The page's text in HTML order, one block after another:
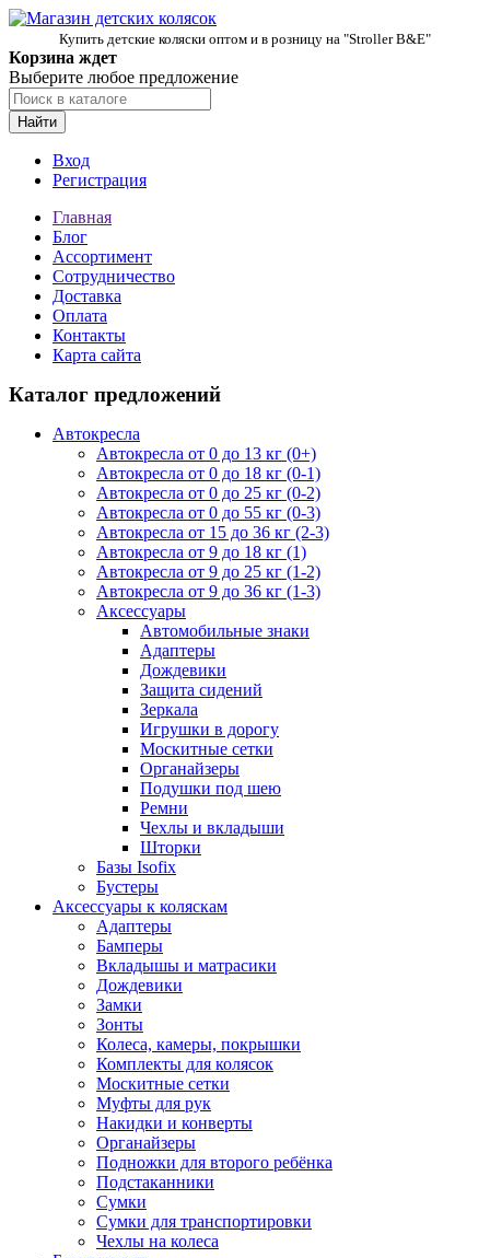
Купить детские коляски оптом и в розницу на "Stroller B&E"
Корзина ждет
Выберите любое предложение
Найти
Вход
Регистрация
Главная
Блог
Ассортимент
Сотрудничество
Доставка
Оплата
Контакты
Карта сайта
Каталог предложений
Автокресла
Автокресла от 0 до 13 кг (0+)
Автокресла от 0 до 18 кг (0-1)
Автокресла от 0 до 25 кг (0-2)
Автокресла от 0 до 55 кг (0-3)
Автокресла от 15 до 36 кг (2-3)
Автокресла от 9 до 18 кг (1)
Автокресла от 9 до 25 кг (1-2)
Автокресла от 9 до 36 кг (1-3)
Аксессуары
Автомобильные знаки
Адаптеры
Дождевики
Защита сидений
Зеркала
Игрушки в дорогу
Москитные сетки
Органайзеры
Подушки под шею
Ремни
Чехлы и вкладыши
Шторки
Базы Isofix
Бустеры
Аксессуары к коляскам
Адаптеры
Бамперы
Вкладышы и матрасики
Дождевики
Замки
Зонты
Колеса, камеры, покрышки
Комплекты для колясок
Москитные сетки
Муфты для рук
Накидки и конверты
Органайзеры
Подножки для второго ребёнка
Подстаканники
Сумки
Сумки для транспортировки
Чехлы на колеса